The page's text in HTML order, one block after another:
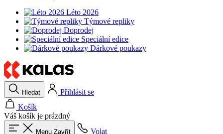
Léto 2026
Týmové repliky
Doprodej
Speciální edice
Dárkové poukazy
Hledat
Přihlásit se
Košík
Váš košík je prázdný
Menu Zavřít
Volat